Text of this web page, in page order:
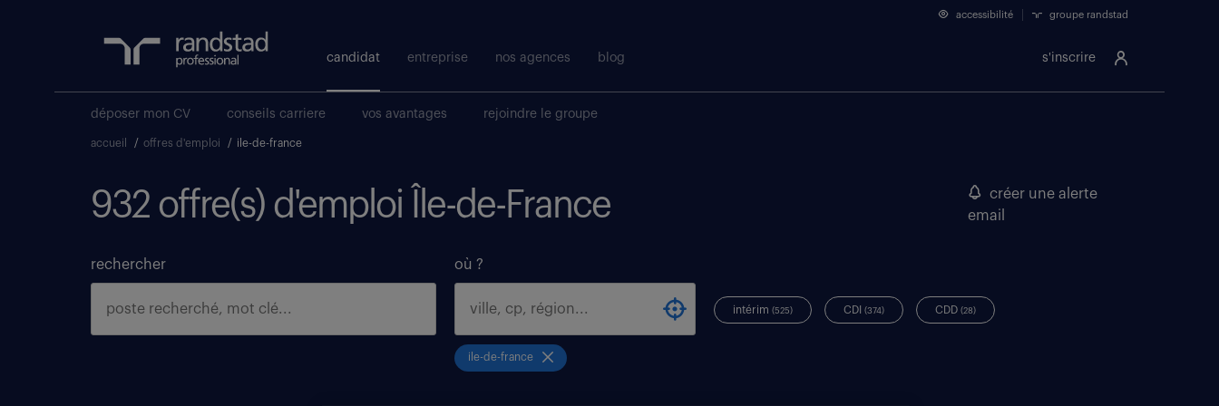
s'inscrire
accessibilité groupe randstad
candidat entreprise nos agences blog
déposer mon CV conseils carriere vos avantages rejoindre le groupe
accueil / offres d'emploi / ile-de-france
932 offre(s) d'emploi Île-de-France
créer une alerte
email
rechercher où ?
ile-de-france
intérim(525) CDI(374) CDD(28)